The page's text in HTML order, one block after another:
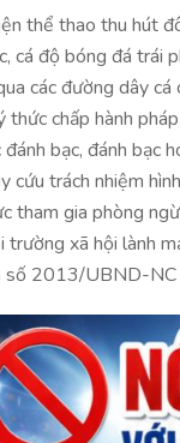
thể thao thu hút
cá độ bóng đá trái
các đường dây
thức chấp hành
bạc, đánh
cứu trách nhiệm
tham gia phòng
xã hội lành
số 2013/UBND-